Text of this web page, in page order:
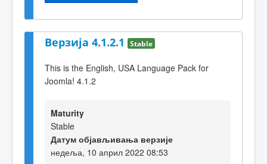
Верзија 4.1.2.1 Stable
This is the English, USA Language Pack for
Joomla! 4.1.2
Maturity
Stable
Датум објављивања верзије
недеља, 10 април 2022 08:53